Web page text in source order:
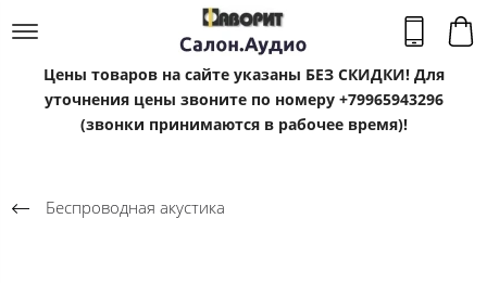
Цены товаров на сайте указаны БЕЗ СКИДКИ! Для
уточнения цены звоните по номеру +79965943296
(звонки принимаются в рабочее время)!
Беспроводная акустика